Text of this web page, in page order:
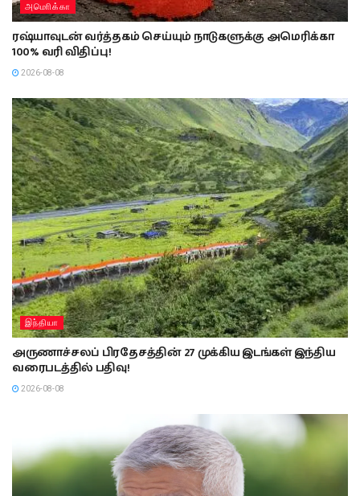
அமொிக்கா
ரஷ்யாவுடன் வர்த்தகம் செய்யும் நாடுகளுக்கு அமெரிக்கா
100% வரி விதிப்பு!
2026-08-08
இந்தியா
அருணாச்சலப் பிரதேசத்தின் 27 முக்கிய இடங்கள் இந்திய
வரைபடத்தில் பதிவு!
2026-08-08